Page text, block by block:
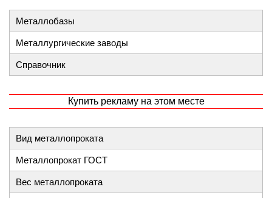
Металлобазы
Металлургические заводы
Справочник
Купить рекламу на этом месте
Вид металлопроката
Металлопрокат ГОСТ
Вес металлопроката